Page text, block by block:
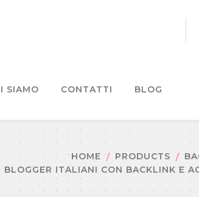
SIAMO CONTATTI BLOG
HOME PRODUCTS
BLOGGER ITALIANI CON BACKLINK E